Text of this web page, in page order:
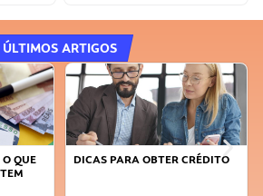
ÚLTIMOS ARTIGOS
QUE
DICAS PARA OBTER CRÉDITO